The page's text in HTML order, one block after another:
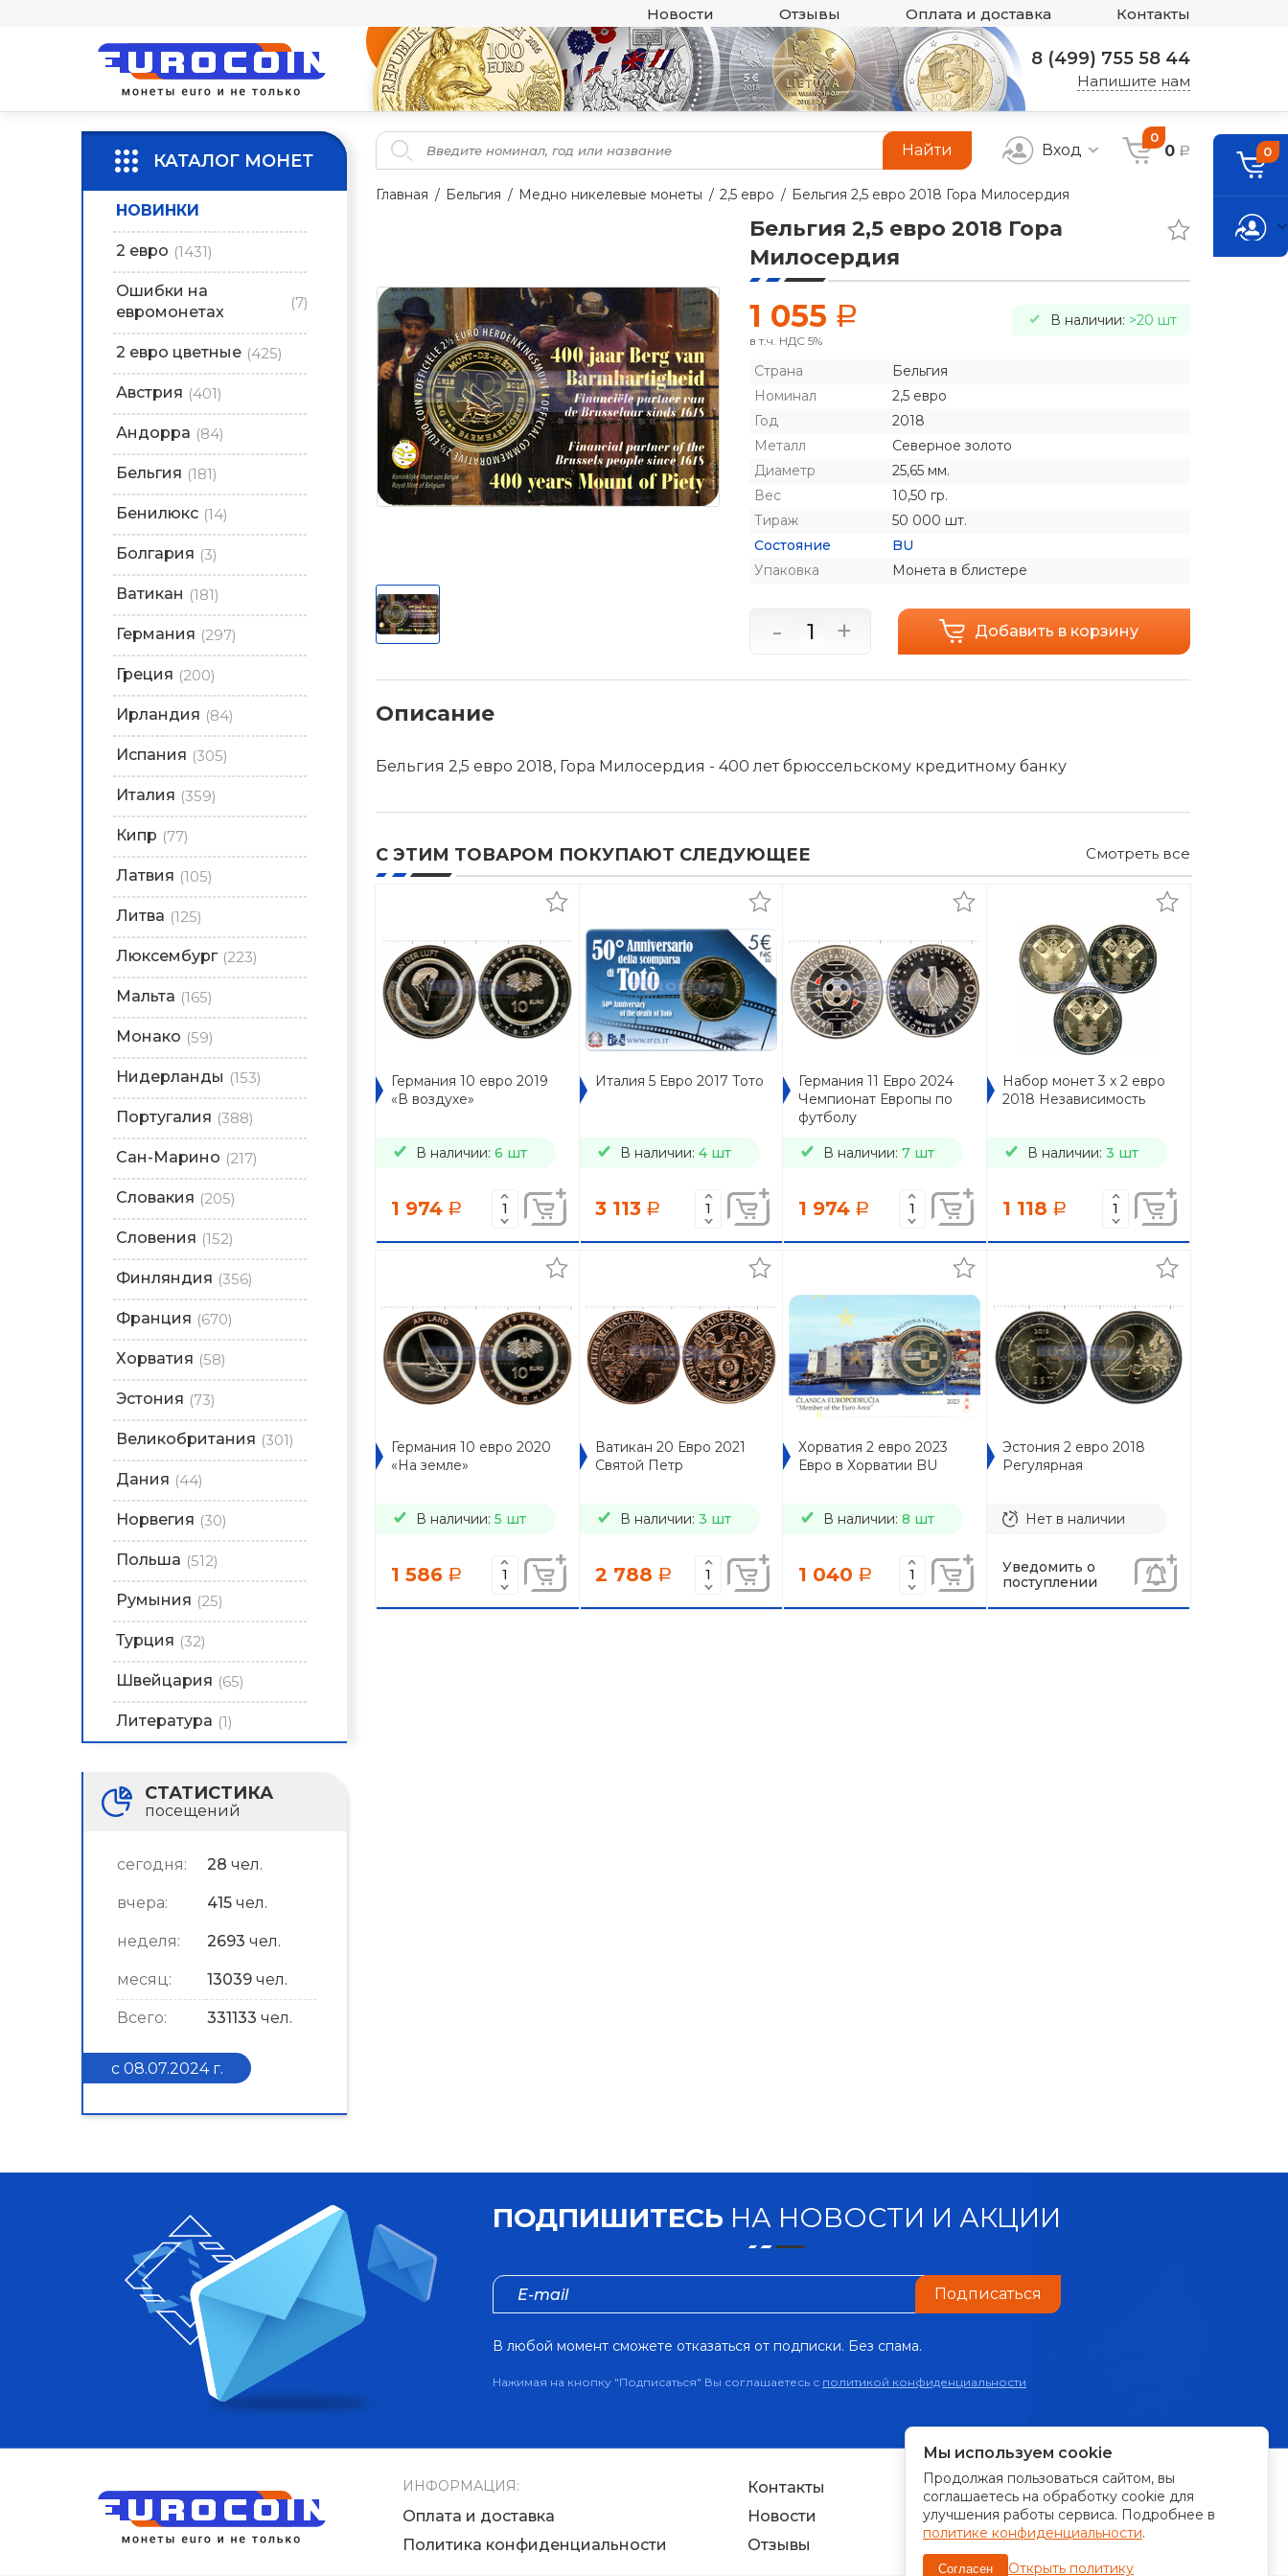
Новости Отзывы Оплата и доставка Контакты
8 (499) 755 58 44
Напишите нам
КАТАЛОГ МОНЕТ
НОВИНКИ
2 евро (1431)
Ошибки на
евромонетах
(7)
2 евро цветные (425)
Австрия (401)
Андорра (84)
Бельгия (181)
Бенилюкс (14)
Болгария (3)
Ватикан (181)
Германия (297)
Греция (200)
Ирландия (84)
Испания (305)
Италия (359)
Кипр (77)
Латвия (105)
Литва (125)
Люксембург (223)
Мальта (165)
Монако (59)
Нидерланды (153)
Португалия (388)
Сан-Марино (217)
Словакия (205)
Словения (152)
Финляндия (356)
Франция (670)
Хорватия (58)
Эстония (73)
Великобритания (301)
Дания (44)
Норвегия (30)
Польша (512)
Румыния (25)
Турция (32)
Швейцария (65)
Литература (1)
СТАТИСТИКА
посещений
сегодня: 28 чел.
вчера: 415 чел.
неделя: 2693 чел.
месяц: 13039 чел.
Всего: 331133 чел.
с 08.07.2024 г.
Найти Вход
0
0 a
Главная Бельгия Медно никелевые монеты 2,5 евро Бельгия 2,5 евро 2018 Гора Милосердия
Бельгия 2,5 евро 2018 Гора
Милосердия
1 055 a
в т.ч. НДС 5%
В наличии: >20 шт
Страна
Бельгия
Номинал
2,5 евро
Год
2018
Металл
Северное золото
Диаметр
25,65 мм.
Вес
10,50 гр.
Тираж
50 000 шт.
Состояние
BU
Упаковка
Монета в блистере
- + Добавить в корзину
Описание
Бельгия 2,5 евро 2018, Гора Милосердия - 400 лет брюссельскому кредитному банку
С ЭТИМ ТОВАРОМ ПОКУПАЮТ СЛЕДУЮЩЕЕ Смотреть все
Германия 10 евро 2019
«В воздухе»
В наличии: 6 шт
1 974 a
Италия 5 Евро 2017 Тото
В наличии: 4 шт
3 113 a
Германия 11 Евро 2024
Чемпионат Европы по
футболу
В наличии: 7 шт
1 974 a
Набор монет 3 x 2 евро
2018 Независимость
В наличии: 3 шт
1 118 a
Германия 10 евро 2020
«На земле»
В наличии: 5 шт
1 586 a
Ватикан 20 Евро 2021
Святой Петр
В наличии: 3 шт
2 788 a
Хорватия 2 евро 2023
Евро в Хорватии BU
В наличии: 8 шт
1 040 a
Эстония 2 евро 2018
Регулярная
Нет в наличии
Уведомить о
поступлении
ПОДПИШИТЕСЬ НА НОВОСТИ И АКЦИИ
Подписаться
В любой момент сможете отказаться от подписки. Без спама.
Нажимая на кнопку "Подписаться" Вы соглашаетесь с политикой конфиденциальности
ИНФОРМАЦИЯ:
Контакты
Оплата и доставка
Новости
Политика конфиденциальности
Отзывы
ПРИНИМАЕМ К ОПЛАТЕ:
0
Мы используем cookie
Продолжая пользоваться сайтом, вы
соглашаетесь на обработку cookie для
улучшения работы сервиса. Подробнее в
политике конфиденциальности.
Согласен Открыть политику